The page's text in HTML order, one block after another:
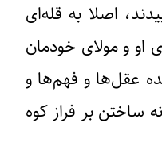
اصلا به قله‌ای
او و مولای خودمان
عقل‌ها و فهم‌ها و
ساختن بر فراز کوه